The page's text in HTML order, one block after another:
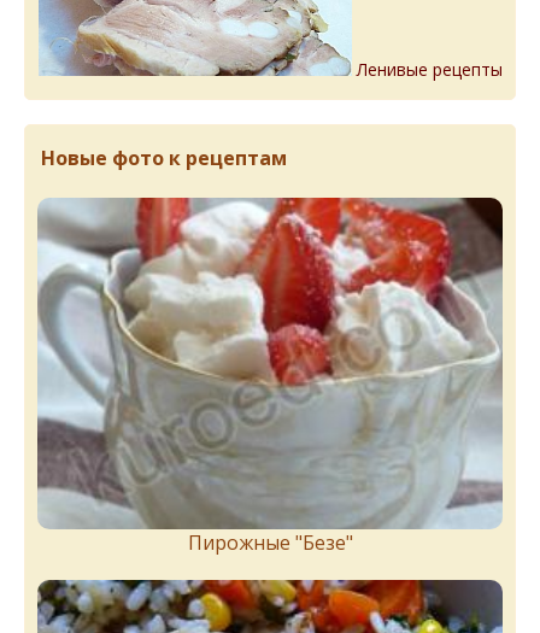
Ленивые рецепты
Новые фото к рецептам
Пирожныe "Бeзe"